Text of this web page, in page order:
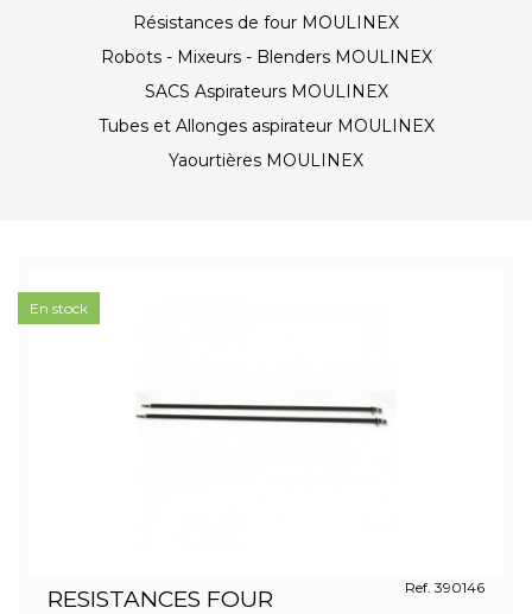
Résistances de four MOULINEX
Robots - Mixeurs - Blenders MOULINEX
SACS Aspirateurs MOULINEX
Tubes et Allonges aspirateur MOULINEX
Yaourtières MOULINEX
RESISTANCES FOUR
Ref. 390146
En stock